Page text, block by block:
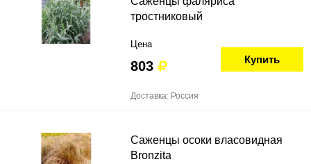
тростниковый
Цена
803 Купить
Доставка: Россия
Саженцы осоки власовидная
Bronzita